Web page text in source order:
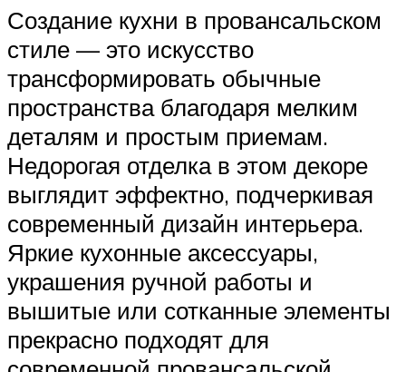
Создание кухни в провансальском
стиле — это искусство
трансформировать обычные
пространства благодаря мелким
деталям и простым приемам.
Недорогая отделка в этом декоре
выглядит эффектно, подчеркивая
современный дизайн интерьера.
Яркие кухонные аксессуары,
украшения ручной работы и
вышитые или сотканные элементы
прекрасно подходят для